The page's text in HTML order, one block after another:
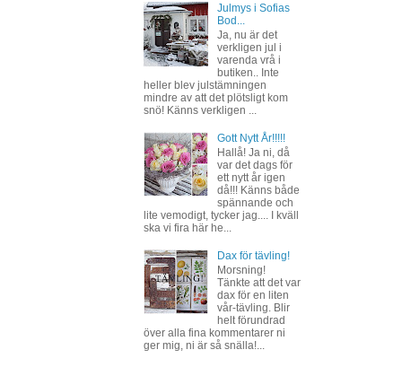
Julmys i Sofias
Bod...
Ja, nu är det
verkligen jul i
varenda vrå i
butiken.. Inte
heller blev julstämningen
mindre av att det plötsligt kom
snö! Känns verkligen ...
Gott Nytt År!!!!!
Hallå! Ja ni, då
var det dags för
ett nytt år igen
då!!! Känns både
spännande och
lite vemodigt, tycker jag.... I kväll
ska vi fira här he...
Dax för tävling!
Morsning!
Tänkte att det var
dax för en liten
vår-tävling. Blir
helt förundrad
över alla fina kommentarer ni
ger mig, ni är så snälla!...